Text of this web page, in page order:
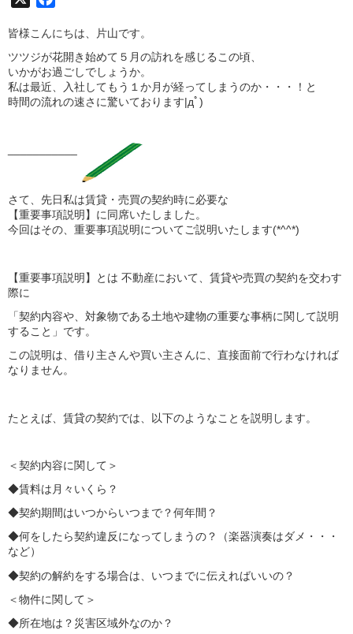
皆様こんにちは、片山です。
ツツジが花開き始めて５月の訪れを感じるこの頃、
いかがお過ごしでしょうか。
私は最近、入社してもう１か月が経ってしまうのか・・・！と
時間の流れの速さに驚いております|дﾟ)
さて、先日私は賃貸・売買の契約時に必要な
【重要事項説明】に同席いたしました。
今回はその、重要事項説明についてご説明いたします(*^^*)
【重要事項説明】とは 不動産において、賃貸や売買の契約を交わす
際に
「契約内容や、対象物である土地や建物の重要な事柄に関して説明
すること」です。
この説明は、借り主さんや買い主さんに、直接面前で行わなければ
なりません。
たとえば、賃貸の契約では、以下のようなことを説明します。
＜契約内容に関して＞
◆賃料は月々いくら？
◆契約期間はいつからいつまで？何年間？
◆何をしたら契約違反になってしまうの？（楽器演奏はダメ・・・
など）
◆契約の解約をする場合は、いつまでに伝えればいいの？
＜物件に関して＞
◆所在地は？災害区域外なのか？